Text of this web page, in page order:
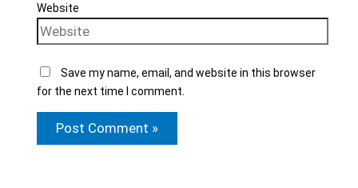
Website
Save my name, email, and website in this browser
for the next time I comment.